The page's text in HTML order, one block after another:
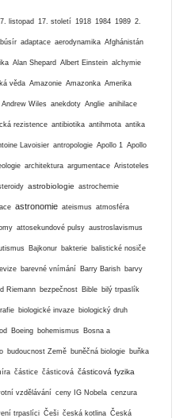
listopad 17. století 1918 1984 1989 2.
adaptace aerodynamika Afghánistán
Alan Shepard Albert Einstein alchymie
věda Amazonie Amazonka Amerika
Andrew Wiles anekdoty Anglie anihilace
rezistence antibiotika antihmota antika
Lavoisier antropologie Apollo 1 Apollo
architektura argumentace Aristoteles
astrobiologie astrochemie
astronomie ateismus atmosféra
attosekundové pulsy austroslavismus
Bajkonur bakterie balistické nosiče
barevné vnímání Barry Barish barvy
Riemann bezpečnost Bible bilý trpaslík
biologické invaze biologický druh
Boeing bohemismus Bosna a
budoucnost Země buněčná biologie buňka
částice částicová částicová fyzika
vzdělávání ceny IG Nobela cenzura
trpaslíci Češi česká kotlina Česká